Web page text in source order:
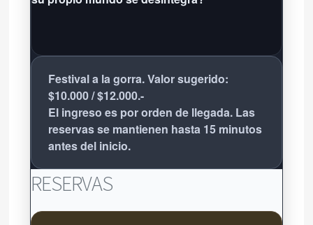
Festival a la gorra. Valor sugerido:
$10.000 / $12.000.-
El ingreso es por orden de llegada. Las
reservas se mantienen hasta 15 minutos
antes del inicio.
RESERVAS